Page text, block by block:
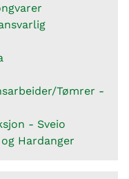
Tømrer -
- Sveio
Hardanger